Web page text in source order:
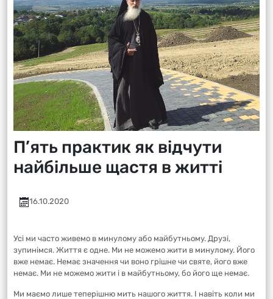
П’ять практик як відчути
найбільше щастя в житті
16.10.2020
Усі ми часто живемо в минулому або майбутньому. Друзі,
зупинімся. Життя є одне. Ми не можемо жити в минулому. Його
вже немає. Немає значення чи воно грішне чи святе, його вже
немає. Ми не можемо жити і в майбутньому, бо його ще немає.
Ми маємо лише теперішню мить нашого життя. І навіть коли ми